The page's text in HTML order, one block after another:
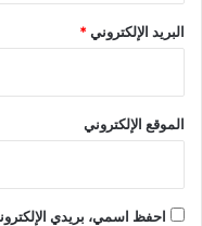
ي
ا
ر
البريد الإلكتروني*
الموقع الإلكتروني
احفظ اسمي، بريدي